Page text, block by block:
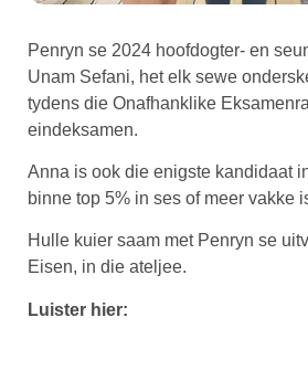
Penryn se 2024 hoofdogter- en
Unam Sefani, het elk sewe
tydens die Onafhanklike
eindeksamen.
Anna is ook die enigste kandidaat
binne top 5% in ses of meer vakke
Hulle kuier saam met Penryn se
Eisen, in die ateljee.
Luister hier: